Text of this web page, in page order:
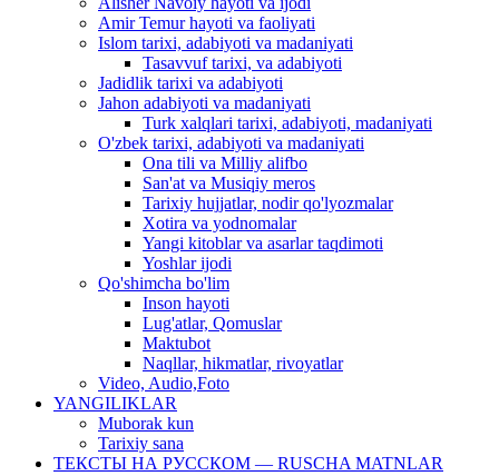
Amir Temur hayoti va faoliyati
Islom tarixi, adabiyoti va madaniyati
Tasavvuf tarixi, va adabiyoti
Jadidlik tarixi va adabiyoti
Jahon adabiyoti va madaniyati
Turk xalqlari tarixi, adabiyoti, madaniyati
O'zbek tarixi, adabiyoti va madaniyati
Ona tili va Milliy alifbo
San'at va Musiqiy meros
Tarixiy hujjatlar, nodir qo'lyozmalar
Xotira va yodnomalar
Yangi kitoblar va asarlar taqdimoti
Yoshlar ijodi
Qo'shimcha bo'lim
Inson hayoti
Lug'atlar, Qomuslar
Maktubot
Naqllar, hikmatlar, rivoyatlar
Video, Audio,Foto
YANGILIKLAR
Muborak kun
Tarixiy sana
ТЕКСТЫ НА РУССКОМ — RUSCHA MATNLAR